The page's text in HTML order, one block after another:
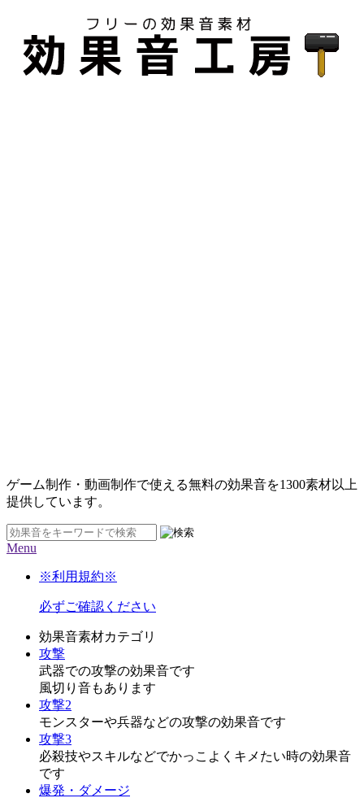
ゲーム制作・動画制作で使える無料の効果音を1300素材以上
提供しています。
Menu
※利用規約※
必ずご確認ください
効果音素材カテゴリ
攻撃
武器での攻撃の効果音です
風切り音もあります
攻撃2
モンスターや兵器などの攻撃の効果音です
攻撃3
必殺技やスキルなどでかっこよくキメたい時の効果音
です
爆発・ダメージ